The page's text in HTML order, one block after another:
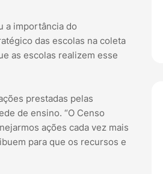
a importância do
das escolas na coleta
as escolas realizem esse
prestadas pelas
de ensino. “O Censo
ações cada vez mais
para que os recursos e